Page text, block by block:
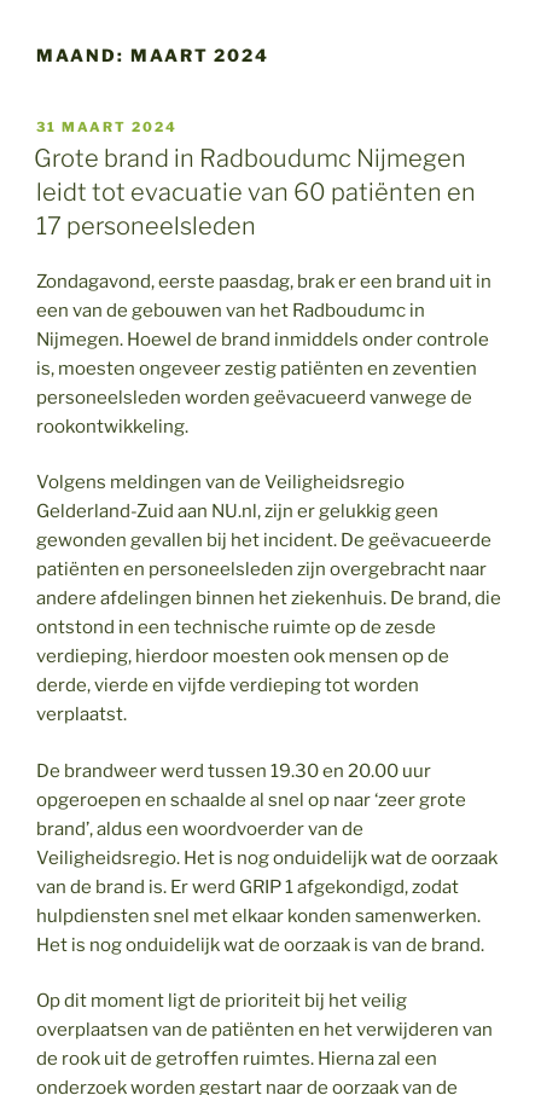
MAAND: MAART 2024
GEPLAATST
OP
31 MAART 2024
Grote brand in Radboudumc Nijmegen
leidt tot evacuatie van 60 patiënten en
17 personeelsleden
Zondagavond, eerste paasdag, brak er een brand uit in
een van de gebouwen van het Radboudumc in
Nijmegen. Hoewel de brand inmiddels onder controle
is, moesten ongeveer zestig patiënten en zeventien
personeelsleden worden geëvacueerd vanwege de
rookontwikkeling.
Volgens meldingen van de Veiligheidsregio
Gelderland-Zuid aan NU.nl, zijn er gelukkig geen
gewonden gevallen bij het incident. De geëvacueerde
patiënten en personeelsleden zijn overgebracht naar
andere afdelingen binnen het ziekenhuis. De brand, die
ontstond in een technische ruimte op de zesde
verdieping, hierdoor moesten ook mensen op de
derde, vierde en vijfde verdieping tot worden
verplaatst.
De brandweer werd tussen 19.30 en 20.00 uur
opgeroepen en schaalde al snel op naar ‘zeer grote
brand’, aldus een woordvoerder van de
Veiligheidsregio. Het is nog onduidelijk wat de oorzaak
van de brand is. Er werd GRIP 1 afgekondigd, zodat
hulpdiensten snel met elkaar konden samenwerken.
Het is nog onduidelijk wat de oorzaak is van de brand.
Op dit moment ligt de prioriteit bij het veilig
overplaatsen van de patiënten en het verwijderen van
de rook uit de getroffen ruimtes. Hierna zal een
onderzoek worden gestart naar de oorzaak van de